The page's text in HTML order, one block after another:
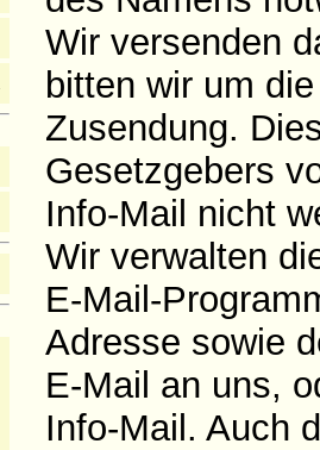
Wir versenden
bitten wir um
Zusendung.
Gesetzgebers
Info-Mail nicht
Wir verwalten
E-Mail-
Adresse sowie
E-Mail an uns,
Info-Mail. Auch